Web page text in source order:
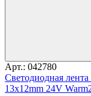
Арт.: 042780
Светодиодная
13x12mm 24V